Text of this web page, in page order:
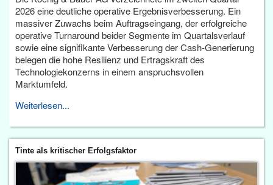
2026 eine deutliche operative Ergebnisverbesserung. Ein
massiver Zuwachs beim Auftragseingang, der erfolgreiche
operative Turnaround beider Segmente im Quartalsverlauf
sowie eine signifikante Verbesserung der Cash-Generierung
belegen die hohe Resilienz und Ertragskraft des
Technologiekonzerns in einem anspruchsvollen
Marktumfeld.
Weiterlesen...
Tinte als kritischer Erfolgsfaktor